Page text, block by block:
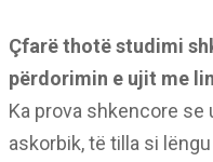
Çfarë thotë studimi
përdorimin e ujit me
Ka prova shkencore
askorbik, të tilla si